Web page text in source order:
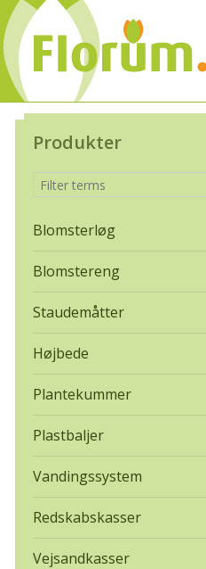
Produkter
Blomsterløg
Blomstereng
Staudemåtter
Højbede
Plantekummer
Plastbaljer
Vandingssystem
Redskabskasser
Vejsandkasser